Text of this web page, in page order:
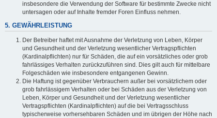
insbesondere die Verwendung der Software für bestimmte Zwecke nicht
untersagen oder auf Inhalte fremder Foren Einfluss nehmen.
5. GEWÄHRLEISTUNG
Der Betreiber haftet mit Ausnahme der Verletzung von Leben, Körper
und Gesundheit und der Verletzung wesentlicher Vertragspflichten
(Kardinalpflichten) nur für Schäden, die auf ein vorsätzliches oder grob
fahrlässiges Verhalten zurückzuführen sind. Dies gilt auch für mittelbare
Folgeschäden wie insbesondere entgangenen Gewinn.
Die Haftung ist gegenüber Verbrauchern außer bei vorsätzlichem oder
grob fahrlässigem Verhalten oder bei Schäden aus der Verletzung von
Leben, Körper und Gesundheit und der Verletzung wesentlicher
Vertragspflichten (Kardinalpflichten) auf die bei Vertragsschluss
typischerweise vorhersehbaren Schäden und im übrigen der Höhe nach